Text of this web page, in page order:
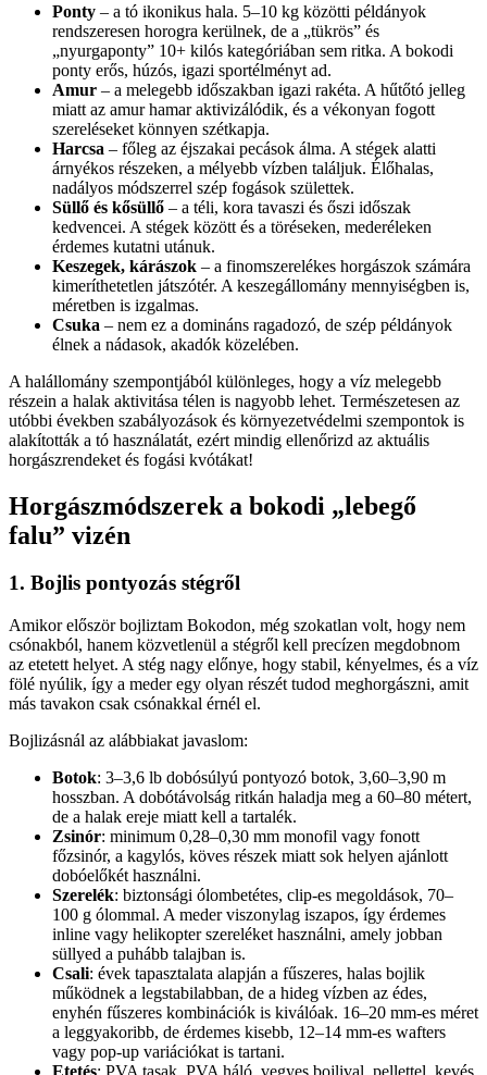
Ponty – a tó ikonikus hala. 5–10 kg közötti példányok
rendszeresen horogra kerülnek, de a „tükrös” és
„nyurgaponty” 10+ kilós kategóriában sem ritka. A bokodi
ponty erős, húzós, igazi sportélményt ad.
Amur – a melegebb időszakban igazi rakéta. A hűtőtó jelleg
miatt az amur hamar aktivizálódik, és a vékonyan fogott
szereléseket könnyen szétkapja.
Harcsa – főleg az éjszakai pecások álma. A stégek alatti
árnyékos részeken, a mélyebb vízben találjuk. Élőhalas,
nadályos módszerrel szép fogások születtek.
Süllő és kősüllő – a téli, kora tavaszi és őszi időszak
kedvencei. A stégek között és a töréseken, mederéleken
érdemes kutatni utánuk.
Keszegek, kárászok – a finomszerelékes horgászok számára
kimeríthetetlen játszótér. A keszegállomány mennyiségben is,
méretben is izgalmas.
Csuka – nem ez a domináns ragadozó, de szép példányok
élnek a nádasok, akadók közelében.
A halállomány szempontjából különleges, hogy a víz melegebb
részein a halak aktivitása télen is nagyobb lehet. Természetesen az
utóbbi években szabályozások és környezetvédelmi szempontok is
alakították a tó használatát, ezért mindig ellenőrizd az aktuális
horgászrendeket és fogási kvótákat!
Horgászmódszerek a bokodi „lebegő
falu” vizén
1. Bojlis pontyozás stégről
Amikor először bojliztam Bokodon, még szokatlan volt, hogy nem
csónakból, hanem közvetlenül a stégről kell precízen megdobnom
az etetett helyet. A stég nagy előnye, hogy stabil, kényelmes, és a víz
fölé nyúlik, így a meder egy olyan részét tudod meghorgászni, amit
más tavakon csak csónakkal érnél el.
Bojlizásnál az alábbiakat javaslom:
Botok: 3–3,6 lb dobósúlyú pontyozó botok, 3,60–3,90 m
hosszban. A dobótávolság ritkán haladja meg a 60–80 métert,
de a halak ereje miatt kell a tartalék.
Zsinór: minimum 0,28–0,30 mm monofil vagy fonott
főzsinór, a kagylós, köves részek miatt sok helyen ajánlott
dobóelőkét használni.
Szerelék: biztonsági ólombetétes, clip-es megoldások, 70–
100 g ólommal. A meder viszonylag iszapos, így érdemes
inline vagy helikopter szereléket használni, amely jobban
süllyed a puhább talajban is.
Csali: évek tapasztalata alapján a fűszeres, halas bojlik
működnek a legstabilabban, de a hideg vízben az édes,
enyhén fűszeres kombinációk is kiválóak. 16–20 mm-es méret
a leggyakoribb, de érdemes kisebb, 12–14 mm-es wafters
vagy pop-up variációkat is tartani.